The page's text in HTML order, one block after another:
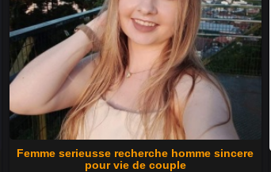
Femme serieusse recherche homme sincere
pour vie de couple